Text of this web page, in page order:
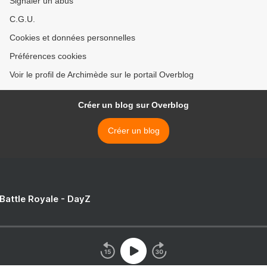
C.G.U.
Cookies et données personnelles
Préférences cookies
Voir le profil de Archimède sur le portail Overblog
Créer un blog sur Overblog
Créer un blog
Royale - DayZ